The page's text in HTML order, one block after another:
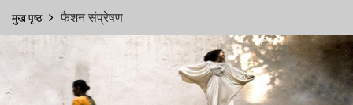
मुख पृष्ठ फैशन संप्रेषण